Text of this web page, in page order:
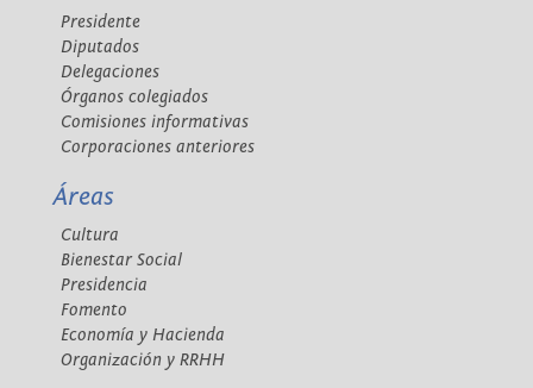
Presidente
Diputados
Delegaciones
Órganos colegiados
Comisiones informativas
Corporaciones anteriores
Áreas
Cultura
Bienestar Social
Presidencia
Fomento
Economía y Hacienda
Organización y RRHH